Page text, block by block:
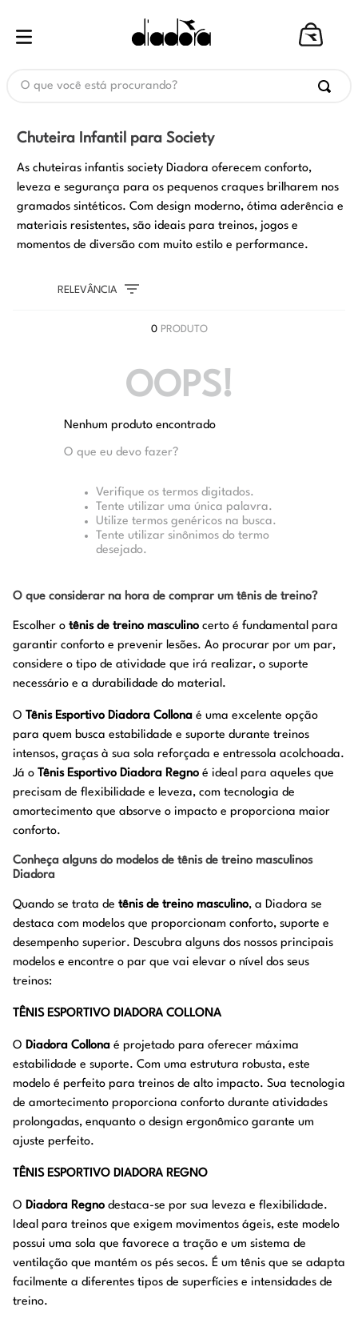
Chuteira Infantil para Society
As chuteiras infantis society Diadora oferecem conforto,
leveza e segurança para os pequenos craques brilharem nos
gramados sintéticos. Com design moderno, ótima aderência e
materiais resistentes, são ideais para treinos, jogos e
momentos de diversão com muito estilo e performance.
RELEVÂNCIA
0 PRODUTO
OOPS!
Nenhum produto encontrado
O que eu devo fazer?
Verifique os termos digitados.
Tente utilizar uma única palavra.
Utilize termos genéricos na busca.
Tente utilizar sinônimos do termo
desejado.
O que considerar na hora de comprar um tênis de treino?
Escolher o tênis de treino masculino certo é fundamental para
garantir conforto e prevenir lesões. Ao procurar por um par,
considere o tipo de atividade que irá realizar, o suporte
necessário e a durabilidade do material.
O Tênis Esportivo Diadora Collona é uma excelente opção
para quem busca estabilidade e suporte durante treinos
intensos, graças à sua sola reforçada e entressola acolchoada.
Já o
Tênis Esportivo Diadora Regno é ideal para aqueles que
precisam de flexibilidade e leveza, com tecnologia de
amortecimento que absorve o impacto e proporciona maior
conforto.
Conheça alguns do modelos de tênis de treino masculinos
Diadora
Quando se trata de tênis de treino masculino, a Diadora se
destaca com modelos que proporcionam conforto, suporte e
desempenho superior. Descubra alguns dos nossos principais
modelos e encontre o par que vai elevar o nível dos seus
treinos:
TÊNIS ESPORTIVO DIADORA COLLONA
O Diadora Collona é projetado para oferecer máxima
estabilidade e suporte. Com uma estrutura robusta, este
modelo é perfeito para treinos de alto impacto. Sua tecnologia
de amortecimento proporciona conforto durante atividades
prolongadas, enquanto o design ergonômico garante um
ajuste perfeito.
TÊNIS ESPORTIVO DIADORA REGNO
O Diadora Regno destaca-se por sua leveza e flexibilidade.
Ideal para treinos que exigem movimentos ágeis, este modelo
possui uma sola que favorece a tração e um sistema de
ventilação que mantém os pés secos. É um tênis que se adapta
facilmente a diferentes tipos de superfícies e intensidades de
treino.